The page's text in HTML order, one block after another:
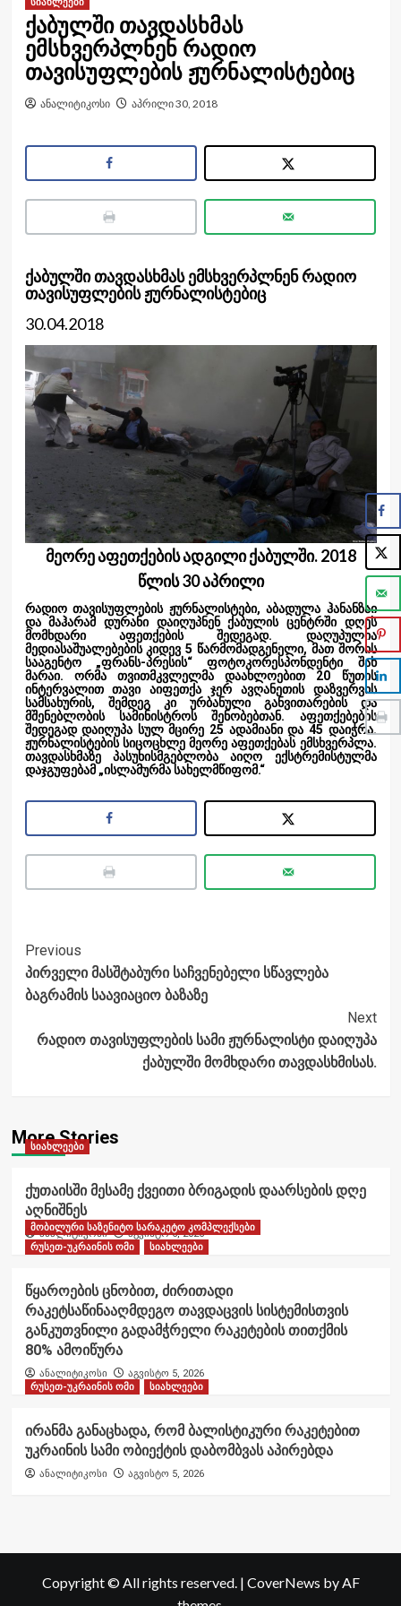
ქაბულში თავდასხმას
ემსხვერპლნენ რადიო
თავისუფლების ჟურნალისტებიც
ანალიტიკოსი აპრილი 30, 2018
ქაბულში თავდასხმას ემსხვერპლნენ რადიო
თავისუფლების ჟურნალისტებიც
30.04.2018
მეორე აფეთქების ადგილი ქაბულში. 2018
წლის 30 აპრილი
რადიო თავისუფლების ჟურნალისტები, აბადულა ჰანანზაი
და მაჰარამ დურანი დაიღუპნენ ქაბულის ცენტრში დღეს
მომხდარი აფეთქების შედეგად. დაღუპულია
მედიასაშუალებების კიდევ 5 წარმომადგენელი, მათ შორის
სააგენტო „ფრანს-პრესის“ ფოტოკორესპონდენტი შახ
მარაი. ორმა თვითმკვლელმა დაახლოებით 20 წუთის
ინტერვალით თავი აიფეთქა ჯერ ავღანეთის დაზვერვის
სამსახურის, შემდეგ კი ურბანული განვითარების და
მშენებლობის სამინისტროს შენობებთან. აფეთქებების
შედეგად დაიღუპა სულ მცირე 25 ადამიანი და 45 დაიჭრა.
ჟურნალისტების სიცოცხლე მეორე აფეთქებას ემსხვერპლა.
თავდასხმაზე პასუხისმგებლობა აიღო ექსტრემისტულმა
დაჯგუფებამ „ისლამურმა სახელმწიფომ.“
Post
Navigation
Previous
პირველი მასშტაბური საჩვენებელი სწავლება
ბაგრამის საავიაციო ბაზაზე
Next
რადიო თავისუფლების სამი ჟურნალისტი დაიღუპა
ქაბულში მომხდარი თავდასხმისას.
More Stories
სიახლეები
ქუთაისში მესამე ქვეითი ბრიგადის დაარსების დღე
აღნიშნეს
ანალიტიკოსი აგვისტო 6, 2026
მობილური საზენიტო სარაკეტო კომპლექსები
რუსეთ-უკრაინის ომი
სიახლეები
წყაროების ცნობით, ძირითადი
რაკეტსაწინააღმდეგო თავდაცვის სისტემისთვის
განკუთვნილი გადამჭრელი რაკეტების თითქმის
80% ამოიწურა
ანალიტიკოსი
აგვისტო 5, 2026
რუსეთ-უკრაინის ომი
სიახლეები
ირანმა განაცხადა, რომ ბალისტიკური რაკეტებით
უკრაინის სამი ობიექტის დაბომბვას აპირებდა
ანალიტიკოსი აგვისტო 5, 2026
Copyright © All rights reserved. | CoverNews by AF